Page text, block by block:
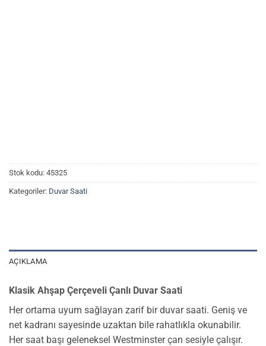
Stok kodu: 45325
Kategoriler: Duvar Saati
AÇIKLAMA
Klasik Ahşap Çerçeveli Çanlı Duvar Saati
Her ortama uyum sağlayan zarif bir duvar saati. Geniş ve
net kadranı sayesinde uzaktan bile rahatlıkla okunabilir.
Her saat başı geleneksel Westminster çan sesiyle çalışır.